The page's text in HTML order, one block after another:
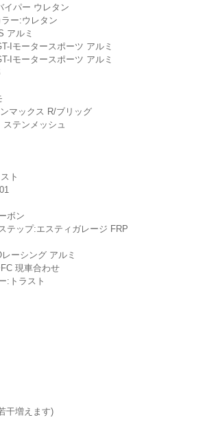
イパー ウレタン
ー:ウレタン
アルミ
Iモータースポーツ アルミ
Iモータースポーツ アルミ
マックス R/ブリッグ
テンメッシュ
ト
ボン
テップ:エスティガレージ FRP
ーシング アルミ
現車合わせ
:トラスト
干増えます)